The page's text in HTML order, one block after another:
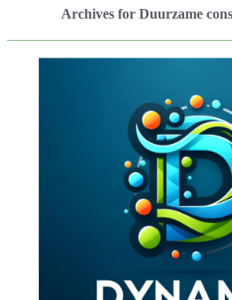
Archives for Duurzame